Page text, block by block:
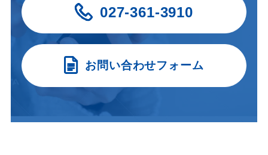
027-361-3910
お問い合わせフォーム